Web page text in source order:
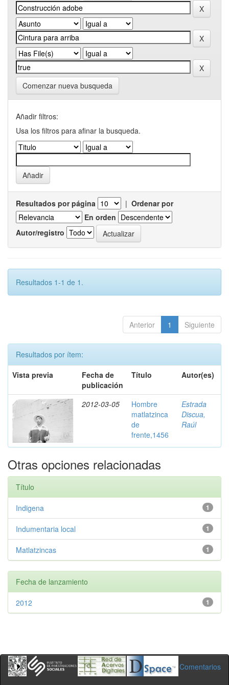
Comenzar nueva busqueda
Añadir filtros:
Usa los filtros para afinar la busqueda.
Resultados por página | Ordenar por
En orden
Autor/registro
Resultados 1-1 de 1.
Anterior 1 Siguiente
Resultados por ítem:
Vista previa
Fecha de
publicación
Título Autor(es)
2012-03-05
Hombre
matlatzinca
de
frente,1456
Estrada
Discua,
Raúl
Otras opciones relacionadas
Título
1
Indigena
1
Indumentaria local
1
Matlatzincas
Fecha de lanzamiento
1
2012
Comentarios